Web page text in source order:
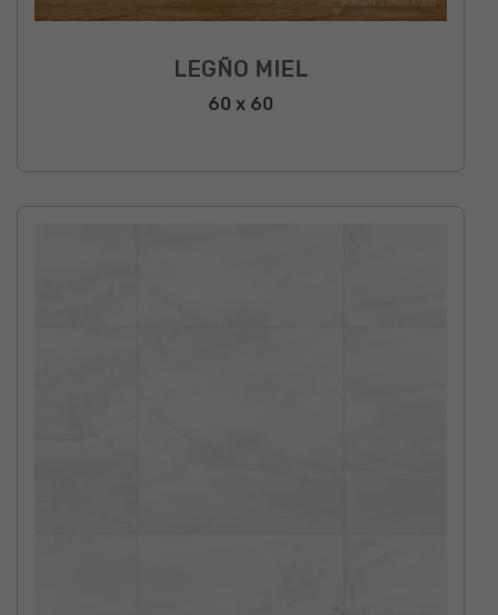
LEGÑO MIEL
60 x 60